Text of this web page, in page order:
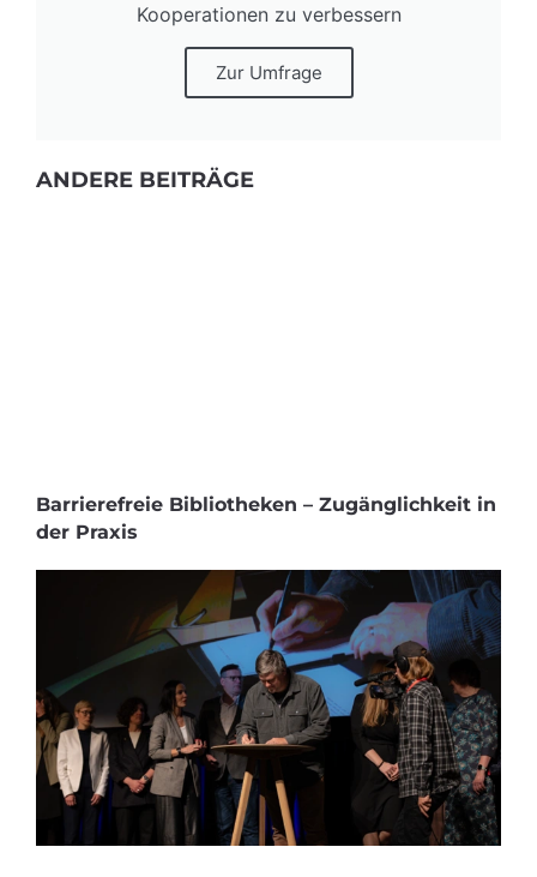
Kooperationen zu verbessern
Zur Umfrage
ANDERE BEITRÄGE
Barrierefreie Bibliotheken – Zugänglichkeit in
der Praxis